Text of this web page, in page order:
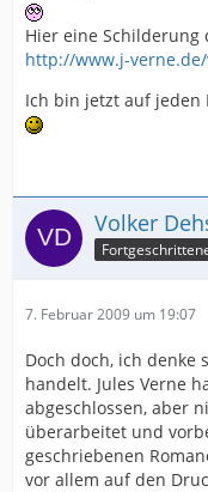
Hier eine Schilderung
http://www.j-
Ich bin jetzt auf jeden
Volker
7. Februar 2009 um 19:07
Doch doch, ich denke
handelt. Jules Verne
abgeschlossen, aber
überarbeitet und
geschriebenen
vor allem auf den